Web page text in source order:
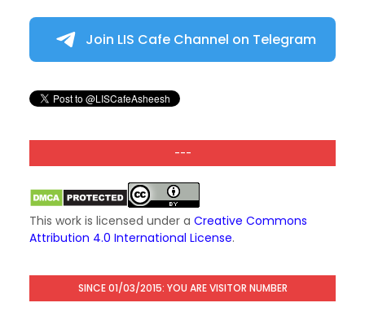
Join LIS Cafe Channel on Telegram
---
This work is licensed under a Creative Commons
Attribution 4.0 International License.
SINCE 01/03/2015: YOU ARE VISITOR NUMBER